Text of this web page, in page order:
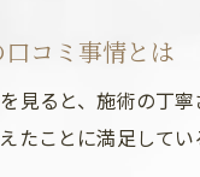
コミ事情とは
見ると、施術の丁
たことに満足して